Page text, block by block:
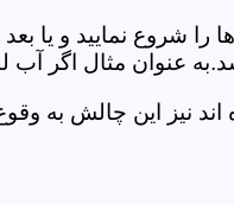
شروع نمایید و یا
عنوان مثال اگر
نیز این چالش به